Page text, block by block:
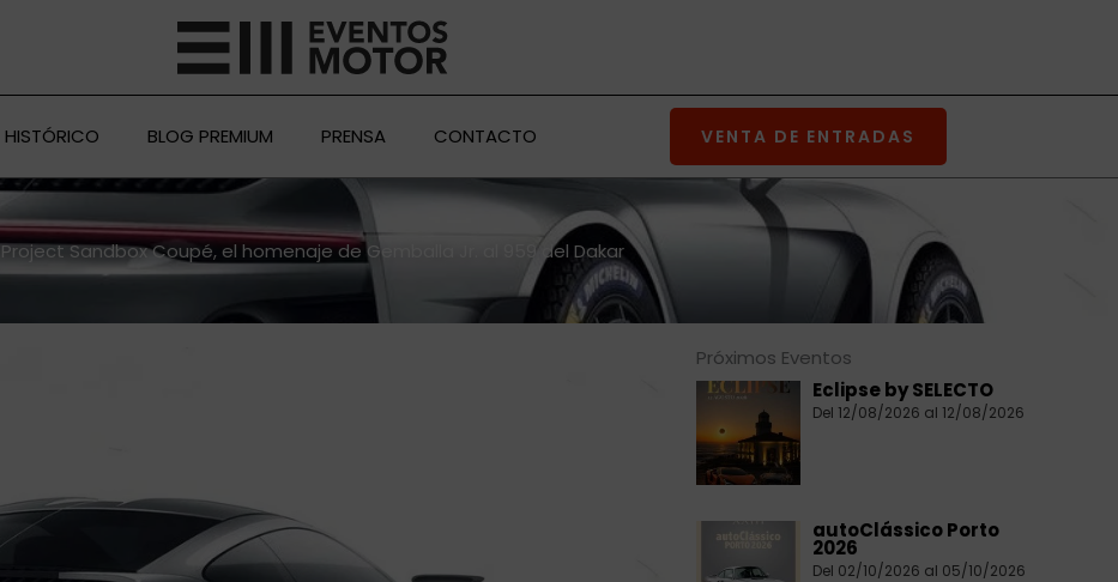
HISTÓRICO BLOG PREMIUM PRENSA CONTACTO VENTA DE ENTRADAS
Project Sandbox Coupé, el homenaje de Gemballa Jr. al 959 del Dakar
Próximos Eventos
Eclipse by SELECTO
Del 12/08/2026 al 12/08/2026
autoClássico Porto
2026
Del 02/10/2026 al 05/10/2026